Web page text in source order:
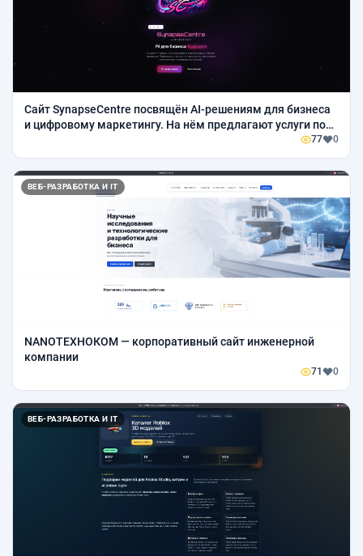
Сайт SynapseCentre посвящён AI-решениям для бизнеса
и цифровому маркетингу. На нём предлагают услуги по
созданию AI-видео, нейроаватаров, автоматизации
бизнес-процессов и внедрени
77 0
ВЕБ-РАЗРАБОТКА И IT
NANOТЕХНОКОМ — корпоративный сайт инженерной
компании
71 0
ВЕБ-РАЗРАБОТКА И IT